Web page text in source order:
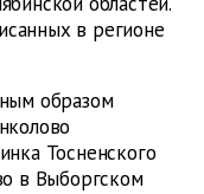
в регионе
образом
Тосненского
в Выборгском